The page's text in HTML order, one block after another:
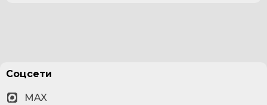
Соцсети
MAX